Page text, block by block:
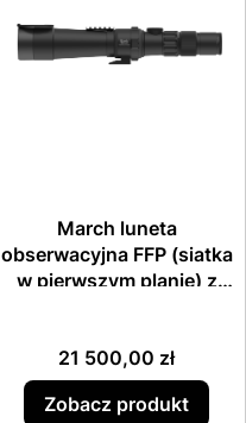
March luneta
obserwacyjna FFP (siatka
w pierwszym planie) z
Cena
21 500,00 zł
Zobacz produkt